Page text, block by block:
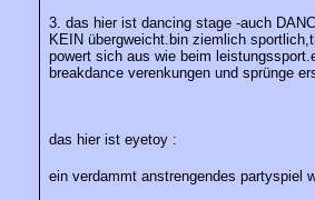
3. das hier ist dancing stage -auch
KEIN übergweicht.bin ziemlich
powert sich aus wie beim
breakdance verenkungen und sprünge
das hier ist eyetoy :
ein verdammt anstrengendes partyspiel